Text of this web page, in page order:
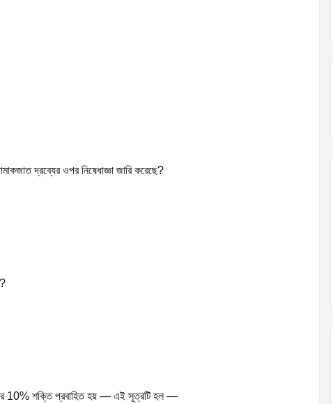
দ্রব্যের ওপর নিষেধাজ্ঞা জারি করেছে?
10% শক্তি প্রবাহিত হয় — এই সূত্রটি হল —